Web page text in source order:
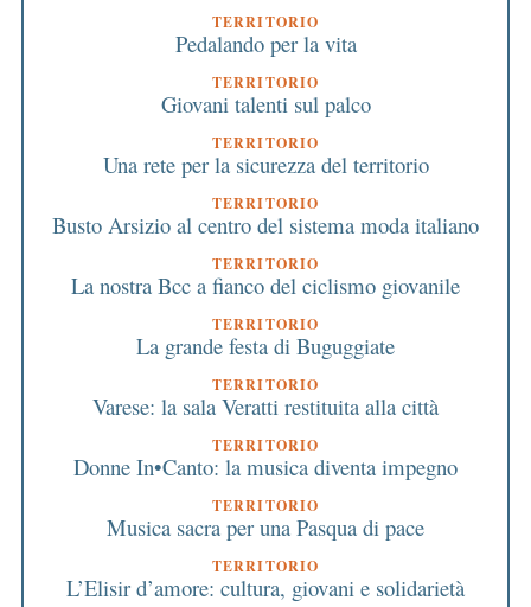
TERRITORIO
Pedalando per la vita
TERRITORIO
Giovani talenti sul palco
TERRITORIO
Una rete per la sicurezza del territorio
TERRITORIO
Busto Arsizio al centro del sistema moda italiano
TERRITORIO
La nostra Bcc a fianco del ciclismo giovanile
TERRITORIO
La grande festa di Buguggiate
TERRITORIO
Varese: la sala Veratti restituita alla città
TERRITORIO
Donne In•Canto: la musica diventa impegno
TERRITORIO
Musica sacra per una Pasqua di pace
TERRITORIO
L’Elisir d’amore: cultura, giovani e solidarietà